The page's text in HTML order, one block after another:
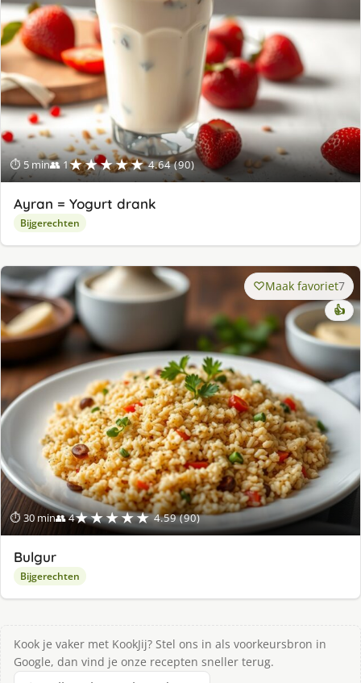
⏱ 5 min👥 1★★★★★ 4.64 (90)
Ayran = Yogurt drank
Bijgerechten
⏱ 30 min👥 4★★★★★ 4.59 (90)
Maak favoriet7
👍
Bulgur
Bijgerechten
Kook je vaker met KookJij? Stel ons in als voorkeursbron in
Google, dan vind je onze recepten sneller terug.